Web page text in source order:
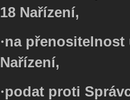
18 Nařízení,
·na přenositelnost
Nařízení,
·podat proti